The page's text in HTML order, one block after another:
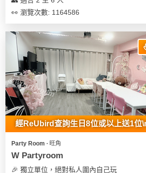
👀 瀏覽次數: 1164586
經ReUbird查詢生日8位或以上送1位
Party Room ∙ 旺角
W Partyroom
🎉 獨立單位，絕對私人圍內自己玩